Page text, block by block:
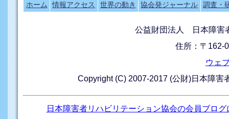
ホーム 情報アクセス 世界の動き 協会発ジャーナル 調査・
公益財団法人 日本障害
住所：〒162-
ウェ
Copyright (C) 2007-2017 (公財)日本障
日本障害者リハビリテーション協会の会員ブロ